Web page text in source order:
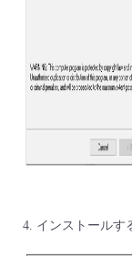
インストールす